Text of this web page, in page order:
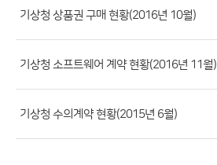
록
일,
조
기상청 상품권 구매 현황(2016년 10월)
기상청 소프트웨어 계약 현황(2016년 11월)
기상청 수의계약 현황(2015년 6월)